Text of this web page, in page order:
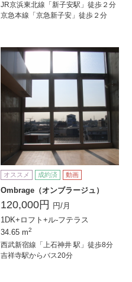
JR京浜東北線「新子安駅」徒歩２分
京急本線「京急新子安」徒歩２分
オススメ 成約済 動画
Ombrage（オンブラージュ）
120,000円
円/月
1DK+ロフト+ル-フテラス
34.65 m2
西武新宿線「上石神井 駅」徒歩8分
吉祥寺駅からバス20分